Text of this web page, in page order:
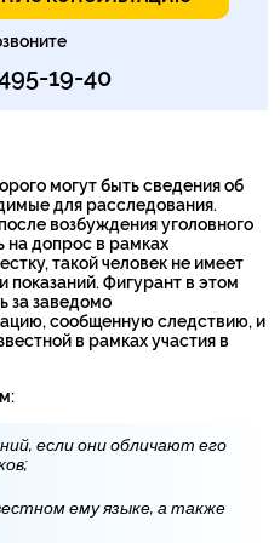
19-40
могут быть сведения об
для расследования.
возбуждения уголовного
на допрос в рамках
такой человек не имеет
показаний. Фигурант в этом
за заведомо
сообщенную следствию, и
в рамках участия в
если они обличают его
ему языке, а также